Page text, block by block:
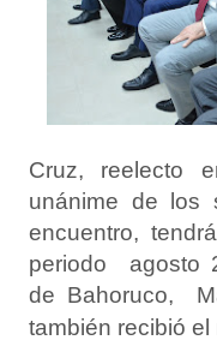
Cruz, reelecto
unánime de los
encuentro,
periodo agosto
de Bahoruco,
también recibió